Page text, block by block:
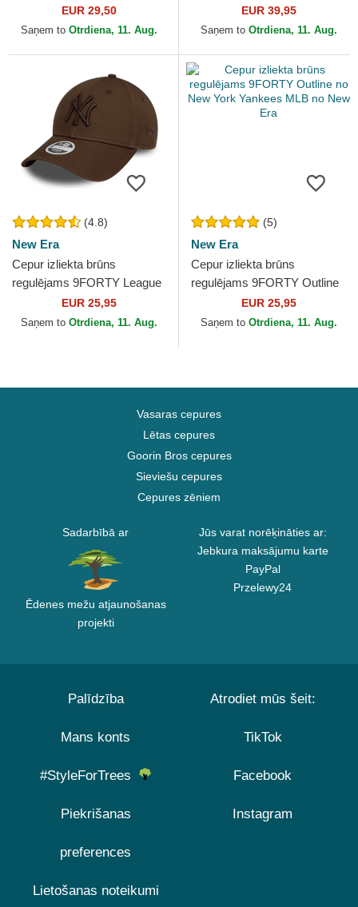
Archive no Anaheim Aces
MLB no American Needle
EUR 29,50
Saņem to Otrdiena, 11. Aug.
OBL061 no Oblack
EUR 39,95
Saņem to Otrdiena, 11. Aug.
(4.8)
New Era
Cepur izliekta brūns
regulējams 9FORTY League
Essential no New York
Yankees MLB no New Era
EUR 25,95
Saņem to Otrdiena, 11. Aug.
(5)
New Era
Cepur izliekta brūns
regulējams 9FORTY Outline
no New York Yankees MLB
no New Era
EUR 25,95
Saņem to Otrdiena, 11. Aug.
Vasaras cepures
Lētas cepures
Goorin Bros cepures
Sieviešu cepures
Cepures zēniem
Sadarbībā ar
Ēdenes mežu atjaunošanas
projekti
Jūs varat norēķināties ar:
Jebkura maksājumu karte
PayPal
Przelewy24
Palīdzība
Mans konts
#StyleForTrees
Piekrišanas
preferences
Lietošanas noteikumi
Atrodiet mūs šeit:
TikTok
Facebook
Instagram